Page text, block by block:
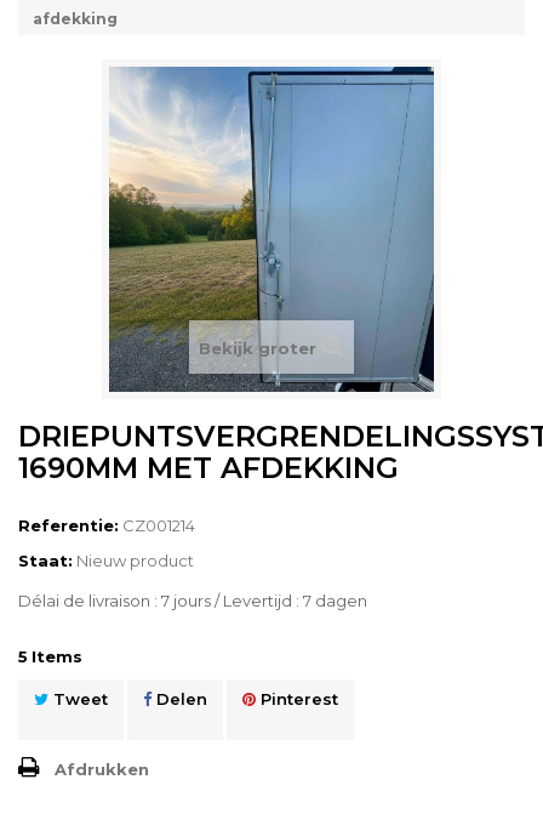
afdekking
Bekijk groter
1690MM MET AFDEKKING
Referentie: CZ001214
Staat: Nieuw product
Délai de livraison : 7 jours / Levertijd : 7 dagen
5 Items
Tweet Delen Pinterest
Afdrukken